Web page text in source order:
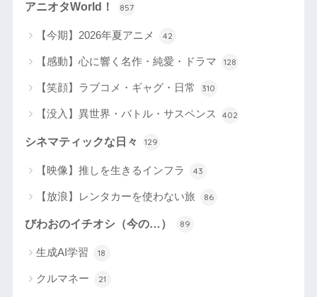
アニオタWorld！ 857
【今期】2026年夏アニメ 42
【感動】心に響く名作・純愛・ドラマ 128
【笑顔】ラブコメ・ギャグ・日常 310
【没入】異世界・バトル・サスペンス 402
シネマティックな日々 129
【映像】推しを生きるインフラ 43
【放浪】レンタカーを使わない旅 86
びわおのイチオシ（今の…） 89
生成AI学習 18
クルマネー 21